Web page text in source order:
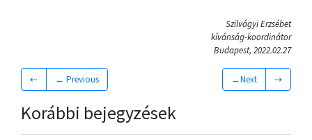
Szilvágyi Erzsébet
kívánság-koordinátor
Budapest, 2022.02.27
⇠ ← Previous →Next ⇢
Korábbi bejegyzések